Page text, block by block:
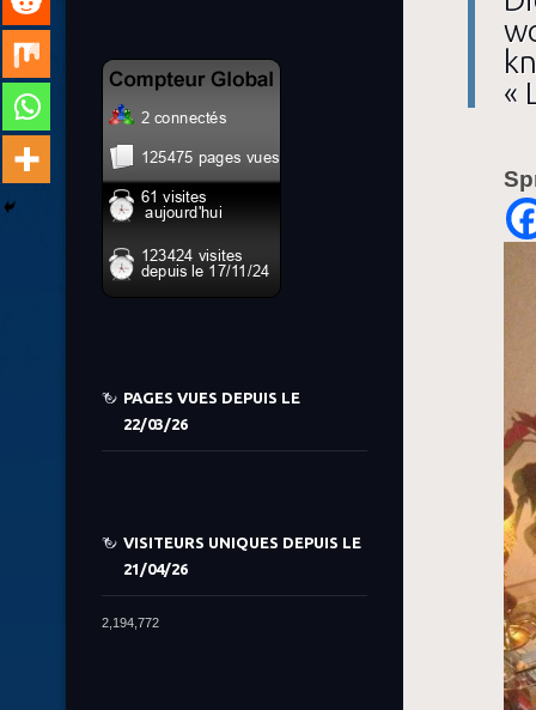
«
PAGES VUES DEPUIS LE
22/03/26
VISITEURS UNIQUES DEPUIS LE
21/04/26
2,194,772